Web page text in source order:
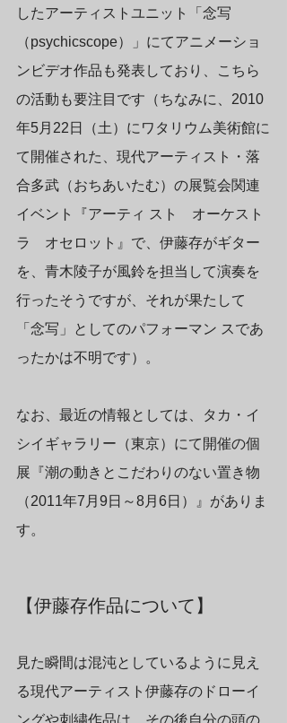
したアーティストユニット「念写
（psychicscope）」にてアニメーショ
ンビデオ作品も発表しており、こちら
の活動も要注目です（ちなみに、2010
年5月22日（土）にワタリウム美術館に
て開催された、現代アーティスト・落
合多武（おちあいたむ）の展覧会関連
イベント『アーティ スト　オーケスト
ラ　オセロット』で、伊藤存がギター
を、青木陵子が風鈴を担当して演奏を
行ったそうですが、それが果たして
「念写」としてのパフォーマン スであ
ったかは不明です）。
なお、最近の情報としては、タカ・イ
シイギャラリー（東京）にて開催の個
展『潮の動きとこだわりのない置き物
（2011年7月9日～8月6日）』がありま
す。
【伊藤存作品について】
見た瞬間は混沌としているように見え
る現代アーティスト伊藤存のドローイ
ングや刺繍作品は、その後自分の頭の